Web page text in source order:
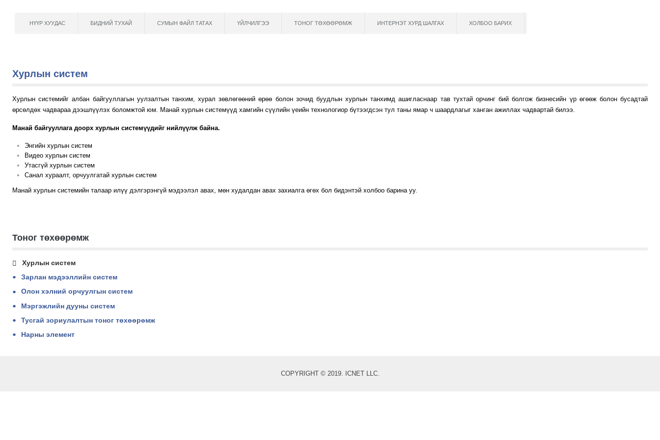
НҮҮР ХУУДАС БИДНИЙ ТУХАЙ СУМЫН ФАЙЛ ТАТАХ ҮЙЛЧИЛГЭЭ ТОНОГ ТӨХӨӨРӨМЖ ИНТЕРНЭТ ХУРД ШАЛГАХ ХОЛБОО БАРИХ
Хурлын систем
Хурлын системийг албан байгууллагын уулзалтын танхим, хурал зөвлөгөөний өрөө болон зочид буудлын хурлын танхимд ашигласнаар тав тухтай орчинг бий болгож бизнесийн үр өгөөж болон бусадтай
өрсөлдөх чадвараа дээшлүүлэх боломжтой юм. Манай хурлын системүүд хамгийн сүүлийн үеийн технологиор бүтээгдсэн тул таны ямар ч шаардлагыг ханган ажиллах чадвартай билээ.
Манай байгууллага доорх хурлын системүүдийг нийлүүлж байна.
Энгийн хурлын систем
Видео хурлын систем
Утасгүй хурлын систем
Санал хураалт, орчуулгатай хурлын систем
Манай хурлын системийн талаар илүү дэлгэрэнгүй мэдээлэл авах, мөн худалдан авах захиалга өгөх бол бидэнтэй холбоо барина уу.
Тоног төхөөрөмж
Хурлын систем
Зарлан мэдээллийн систем
Олон хэлний орчуулгын систем
Мэргэжлийн дууны систем
Тусгай зориулалтын тоног төхөөрөмж
Нарны элемент
COPYRIGHT © 2019. ICNET LLC.